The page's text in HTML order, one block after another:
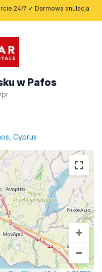
24/7 ✓ Darmowa anulacja
w Pafos
Cyprus
+
−